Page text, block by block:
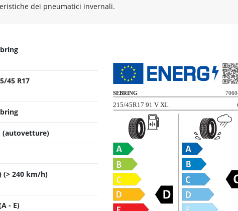
dei pneumatici invernali.
45 R17
(autovetture)
(> 240 km/h)
- E)